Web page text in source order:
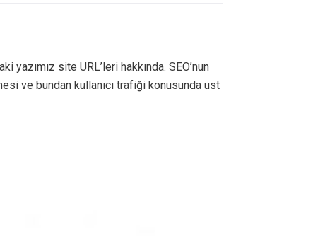
yazımız site URL’leri hakkında. SEO’nun
ve bundan kullanıcı trafiği konusunda üst